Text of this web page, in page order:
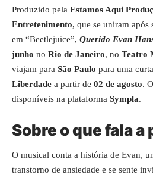
Produzido pela Estamos Aqui
Entretenimento, que se uniram após
em “Beetlejuice”, Querido Evan
junho no Rio de Janeiro, no Teatro
viajam para São Paulo para uma
Liberdade a partir de 02 de agosto.
disponíveis na plataforma Sympla.
Sobre o que fala a
O musical conta a história de Evan,
transtorno de ansiedade e se sente